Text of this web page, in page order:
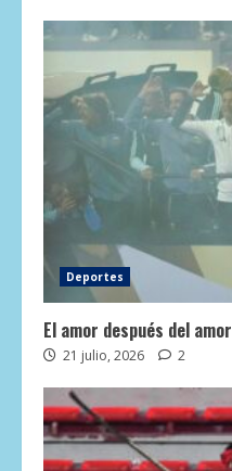
Deportes
El amor después del amor
21 julio, 2026 2